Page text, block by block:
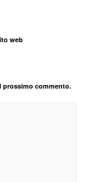
web
prossimo commento.